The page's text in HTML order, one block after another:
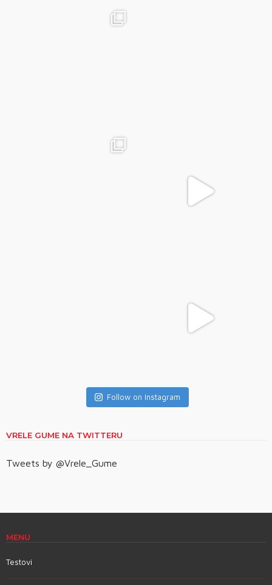
Follow on Instagram
VRELE GUME NA TWITTERU
Tweets by @Vrele_Gume
MENU
Testovi